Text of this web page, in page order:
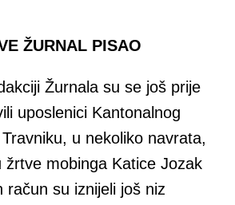
ŽURNAL PISAO
Žurnala su se još prije
uposlenici Kantonalnog
u nekoliko navrata,
žrtve mobinga Katice Jozak
račun su iznijeli još niz